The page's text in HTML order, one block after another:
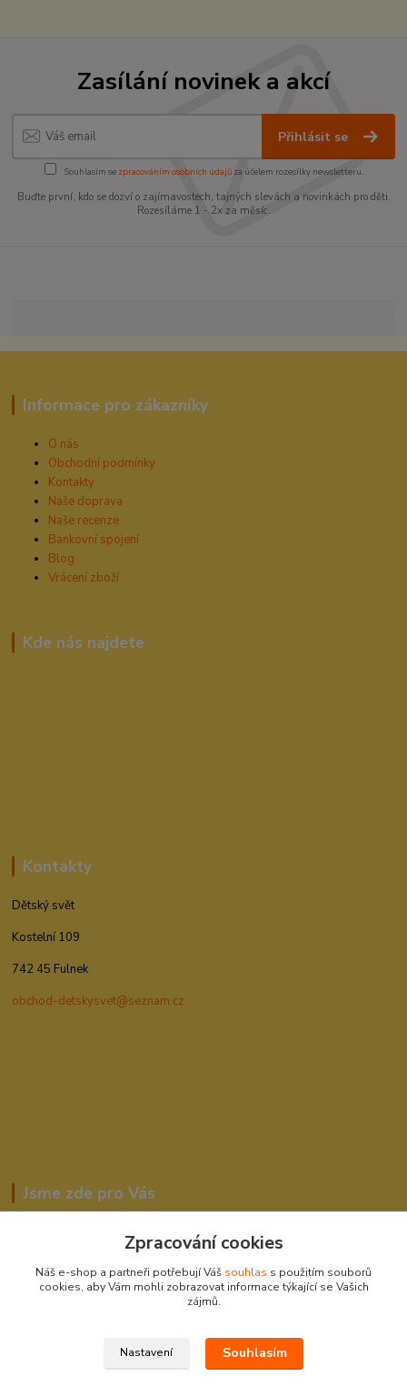
Zasílání novinek a akcí
Přihlásit se
Souhlasím se zpracováním osobních údajůza účelem rozesílky newsletteru.
Buďte první, kdo se dozví o zajímavostech, tajných slevách a novinkách pro děti.
Rozesíláme 1 - 2x za měsíc.
Informace pro zákazníky
O nás
Obchodní podmínky
Kontakty
Naše doprava
Naše recenze
Bankovní spojení
Blog
Vrácení zboží
Kde nás najdete
Kontakty
Dětský svět
Kostelní 109
742 45 Fulnek
obchod-detskysvet@seznam.cz
Jsme zde pro Vás
604278943
Zpracování cookies
Náš e-shop a partneři potřebují Váš souhlas s použitím souborů
cookies, aby Vám mohli zobrazovat informace týkající se Vašich
zájmů.
Nastavení Souhlasím